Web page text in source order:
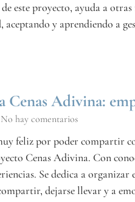
este proyecto, ayuda a
aceptando y aprendiendo a
Cenas Adivina:
No hay comentarios
feliz por poder compartir
Cenas Adivina. Con
Se dedica a
dejarse llevar y a